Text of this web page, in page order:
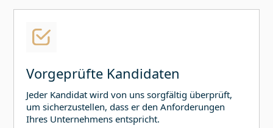
Vorgeprüfte Kandidaten
Jeder Kandidat wird von uns sorgfältig überprüft,
um sicherzustellen, dass er den Anforderungen
Ihres Unternehmens entspricht.